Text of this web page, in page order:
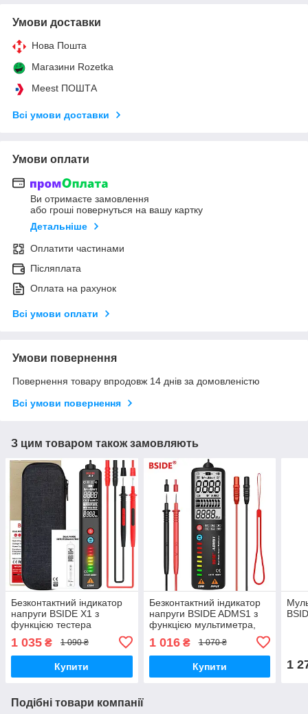
Умови доставки
Нова Пошта
Магазини Rozetka
Meest ПОШТА
Всі умови доставки
Умови оплати
Ви отримаєте замовлення
або гроші повернуться на вашу картку
Детальніше
Оплатити частинами
Післяплата
Оплата на рахунок
Всі умови оплати
Умови повернення
Повернення товару впродовж 14 днів за домовленістю
Всі умови повернення
З цим товаром також замовляють
Безконтактний індикатор
напруги BSIDE X1 з
функцією тестера
1 035 ₴ 1 090 ₴
Купити
Безконтактний індикатор
напруги BSIDE ADMS1 з
функцією мультиметра,
напруги
1 016₴ 1 070 ₴
Купити 1
Подібні товари компанії